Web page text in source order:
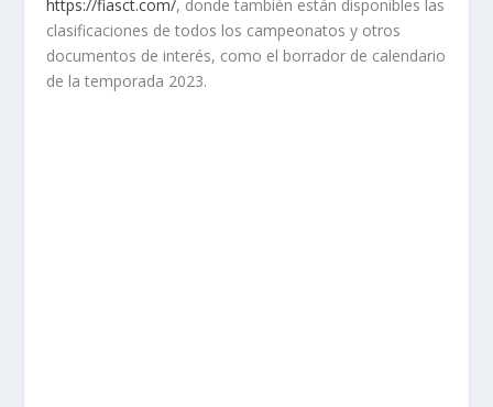
https://fiasct.com/, donde también están disponibles las
clasificaciones de todos los campeonatos y otros
documentos de interés, como el borrador de calendario
de la temporada 2023.